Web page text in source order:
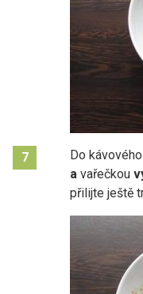
7 Do
a vařečkou
přilijte ještě